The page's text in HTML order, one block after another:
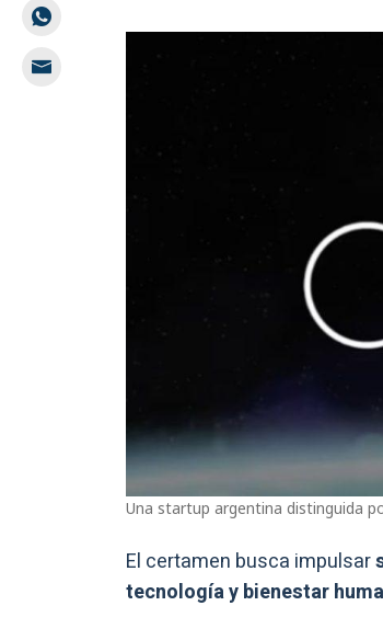
Una startup argentina distinguida
El certamen busca impulsar
tecnología y bienestar